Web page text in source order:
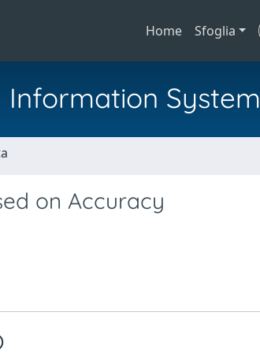
Home Sfoglia
Information System
on Accuracy